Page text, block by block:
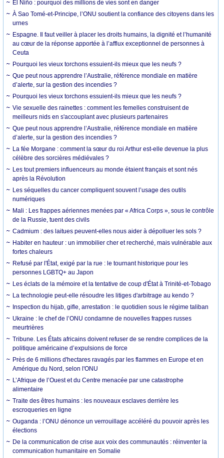
El Niño : pourquoi des millions de vies sont en danger
À Sao Tomé-et-Principe, l’ONU soutient la confiance des citoyens dans les
urnes
Espagne. Il faut veiller à placer les droits humains, la dignité et l’humanité
au cœur de la réponse apportée à l’afflux exceptionnel de personnes à
Ceuta
Pourquoi les vieux torchons essuient-ils mieux que les neufs ?
Que peut nous apprendre l’Australie, référence mondiale en matière
d’alerte, sur la gestion des incendies ?
Pourquoi les vieux torchons essuient-ils mieux que les neufs ?
Vie sexuelle des rainettes : comment les femelles construisent de
meilleurs nids en s'accouplant avec plusieurs partenaires
Que peut nous apprendre l’Australie, référence mondiale en matière
d’alerte, sur la gestion des incendies ?
La fée Morgane : comment la sœur du roi Arthur est-elle devenue la plus
célèbre des sorcières médiévales ?
Les tout premiers influenceurs au monde étaient français et sont nés
après la Révolution
Les séquelles du cancer compliquent souvent l’usage des outils
numériques
Mali : Les frappes aériennes menées par « Africa Corps », sous le contrôle
de la Russie, tuent des civils
Cadmium : des laitues peuvent-elles nous aider à dépolluer les sols ?
Habiter en hauteur : un immobilier cher et recherché, mais vulnérable aux
fortes chaleurs
Refusé par l'État, exigé par la rue : le tournant historique pour les
personnes LGBTQ+ au Japon
Les éclats de la mémoire et la tentative de coup d'État à Trinité-et-Tobago
La technologie peut-elle résoudre les litiges d'arbitrage au kendo ?
Inspection du hijab, gifle, arrestation : le quotidien sous le régime taliban
Ukraine : le chef de l’ONU condamne de nouvelles frappes russes
meurtrières
Tribune. Les États africains doivent refuser de se rendre complices de la
politique américaine d’expulsions de force
Près de 6 millions d'hectares ravagés par les flammes en Europe et en
Amérique du Nord, selon l'ONU
L’Afrique de l’Ouest et du Centre menacée par une catastrophe
alimentaire
Traite des êtres humains : les nouveaux esclaves derrière les
escroqueries en ligne
Ouganda : l’ONU dénonce un verrouillage accéléré du pouvoir après les
élections
De la communication de crise aux voix des communautés : réinventer la
communication humanitaire en Somalie